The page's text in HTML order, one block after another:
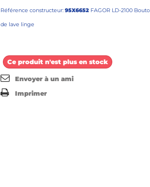
Référence constructeur: 95X6652 FAGOR LD-2100
de lave linge
Ce produit n'est plus en stock
Envoyer à un ami
Imprimer